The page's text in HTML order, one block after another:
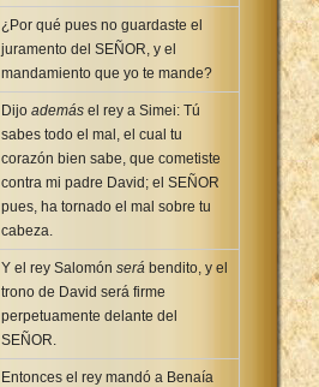
¿Por qué pues no guardaste el
juramento del SEÑOR, y el
mandamiento que yo te mande?
Dijo además el rey a Simei: Tú
sabes todo el mal, el cual tu
corazón bien sabe, que cometiste
contra mi padre David; el SEÑOR
pues, ha tornado el mal sobre tu
cabeza.
Y el rey Salomón será bendito, y el
trono de David será firme
perpetuamente delante del
SEÑOR.
Entonces el rey mandó a Benaía